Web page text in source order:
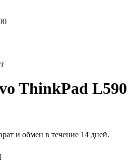
ThinkPad L590
и обмен в течение 14 дней.